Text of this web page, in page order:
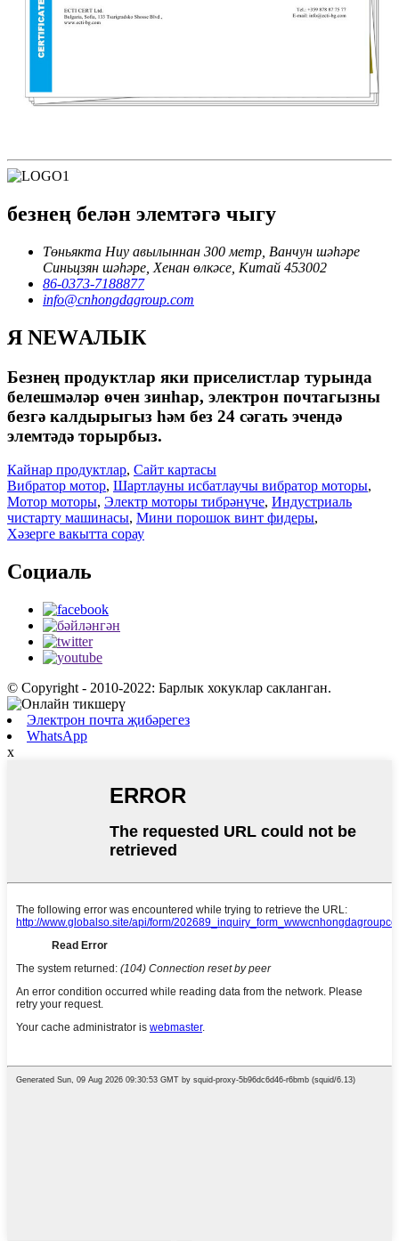
безнең белән элемтәгә чыгу
Төньякта Ниу авылыннан 300 метр, Ванчун шәһәре
Синьцзян шәһәре, Хенан өлкәсе, Китай 453002
86-0373-7188877
info@cnhongdagroup.com
Я NEWАЛЫК
Безнең продуктлар яки приселистлар турында
белешмәләр өчен зинһар, электрон почтагызны
безгә калдырыгыз һәм без 24 сәгать эчендә
элемтәдә торырбыз.
Кайнар продуктлар, Сайт картасы
Вибратор мотор, Шартлауны исбатлаучы вибратор моторы,
Мотор моторы, Электр моторы тибрәнүче, Индустриаль
чистарту машинасы, Мини порошок винт фидеры,
Хәзерге вакытта сорау
Социаль
© Copyright - 2010-2022: Барлык хокуклар сакланган.
Электрон почта җибәрегез
WhatsApp
x